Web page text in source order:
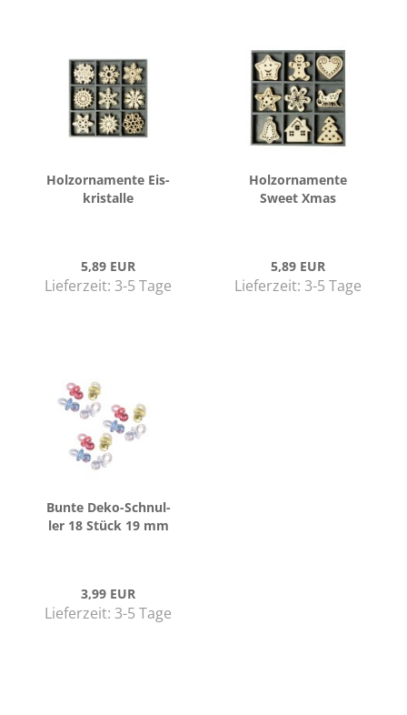
Hol­zor­na­men­te Eis­
kris­tal­le
5,89 EUR
Lieferzeit: 3-5 Tage
Hol­zor­na­men­te
Sweet Xmas
5,89 EUR
Lieferzeit: 3-5 Tage
Bunte Deko-​Schnul­
ler 18 Stück 19 mm
3,99 EUR
Lieferzeit: 3-5 Tage